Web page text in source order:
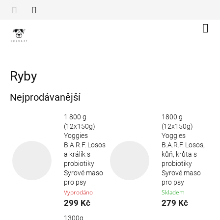
Ryby
Nejprodávanější
1 800 g
(12x150g)
Yoggies
B.A.R.F. Losos
a králík s
probiotiky
Syrové maso
pro psy
Vyprodáno
299 Kč
1800 g
(12x150g)
Yoggies
B.A.R.F. Losos,
kůň, krůta s
probiotiky
Syrové maso
pro psy
Skladem
279 Kč
1300g